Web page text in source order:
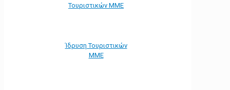
Τουριστικών ΜΜΕ
Ίδρυση Τουριστικών
ΜΜΕ